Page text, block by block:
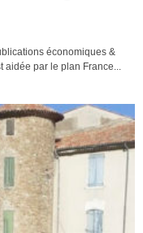
économiques &
par le plan France...